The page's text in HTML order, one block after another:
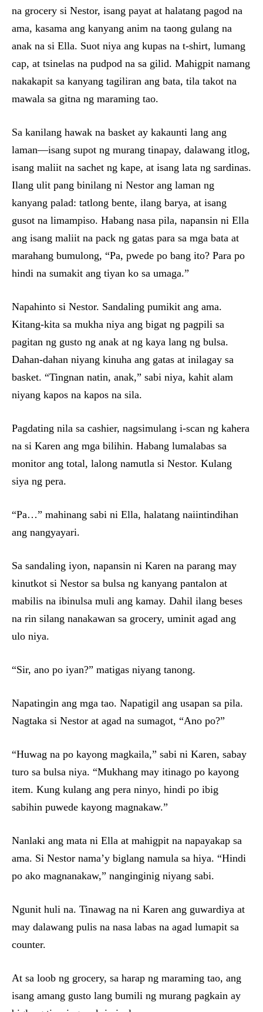
na grocery si Nestor, isang payat at halatang pagod na
ama, kasama ang kanyang anim na taong gulang na
anak na si Ella. Suot niya ang kupas na t-shirt, lumang
cap, at tsinelas na pudpod na sa gilid. Mahigpit namang
nakakapit sa kanyang tagiliran ang bata, tila takot na
mawala sa gitna ng maraming tao.
Sa kanilang hawak na basket ay kakaunti lang ang
laman—isang supot ng murang tinapay, dalawang itlog,
isang maliit na sachet ng kape, at isang lata ng sardinas.
Ilang ulit pang binilang ni Nestor ang laman ng
kanyang palad: tatlong bente, ilang barya, at isang
gusot na limampiso. Habang nasa pila, napansin ni Ella
ang isang maliit na pack ng gatas para sa mga bata at
marahang bumulong, “Pa, pwede po bang ito? Para po
hindi na sumakit ang tiyan ko sa umaga.”
Napahinto si Nestor. Sandaling pumikit ang ama.
Kitang-kita sa mukha niya ang bigat ng pagpili sa
pagitan ng gusto ng anak at ng kaya lang ng bulsa.
Dahan-dahan niyang kinuha ang gatas at inilagay sa
basket. “Tingnan natin, anak,” sabi niya, kahit alam
niyang kapos na kapos na sila.
Pagdating nila sa cashier, nagsimulang i-scan ng kahera
na si Karen ang mga bilihin. Habang lumalabas sa
monitor ang total, lalong namutla si Nestor. Kulang
siya ng pera.
“Pa…” mahinang sabi ni Ella, halatang naiintindihan
ang nangyayari.
Sa sandaling iyon, napansin ni Karen na parang may
kinutkot si Nestor sa bulsa ng kanyang pantalon at
mabilis na ibinulsa muli ang kamay. Dahil ilang beses
na rin silang nanakawan sa grocery, uminit agad ang
ulo niya.
“Sir, ano po iyan?” matigas niyang tanong.
Napatingin ang mga tao. Napatigil ang usapan sa pila.
Nagtaka si Nestor at agad na sumagot, “Ano po?”
“Huwag na po kayong magkaila,” sabi ni Karen, sabay
turo sa bulsa niya. “Mukhang may itinago po kayong
item. Kung kulang ang pera ninyo, hindi po ibig
sabihin puwede kayong magnakaw.”
Nanlaki ang mata ni Ella at mahigpit na napayakap sa
ama. Si Nestor nama’y biglang namula sa hiya. “Hindi
po ako magnanakaw,” nanginginig niyang sabi.
Ngunit huli na. Tinawag na ni Karen ang guwardiya at
may dalawang pulis na nasa labas na agad lumapit sa
counter.
At sa loob ng grocery, sa harap ng maraming tao, ang
isang amang gusto lang bumili ng murang pagkain ay